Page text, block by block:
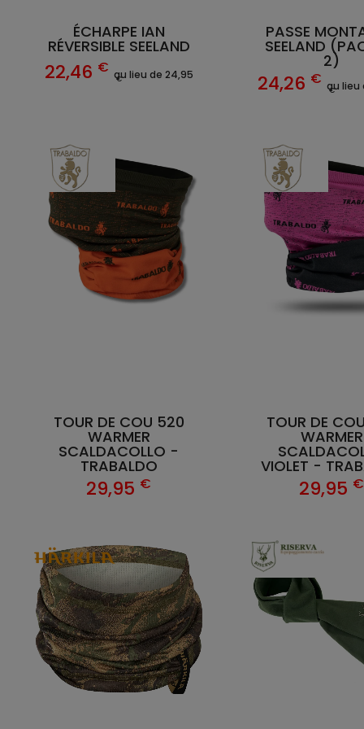
PASSE
SEELAND
2)
24,26 € au lieu
€
ÉCHARPE IAN
RÉVERSIBLE SEELAND
22,46 € au lieu de 24,95
€
TOUR DE COU 520
WARMER
SCALDACOLLO -
TRABALDO
29,95 €
TOUR DE
WARMER
VIOLET -
29,95 €